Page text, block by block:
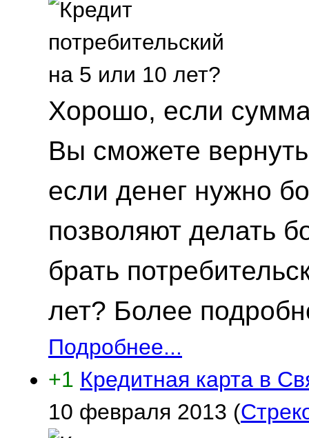
Хорошо, если
Вы сможете
если денег нужно
позволяют делать
брать
лет? Более
Подробнее...
+1 Кредитная карта в
10 февраля 2013 (